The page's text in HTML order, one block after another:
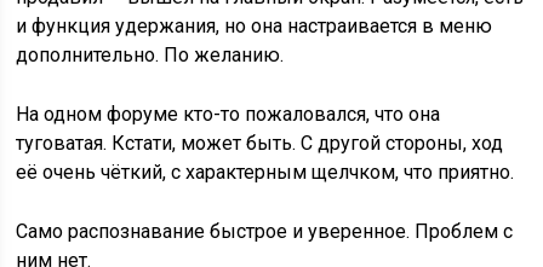
и функция удержания, но она настраивается в меню
дополнительно. По желанию.
На одном форуме кто-то пожаловался, что она
туговатая. Кстати, может быть. С другой стороны, ход
её очень чёткий, с характерным щелчком, что приятно.
Само распознавание быстрое и уверенное. Проблем с
ним нет.